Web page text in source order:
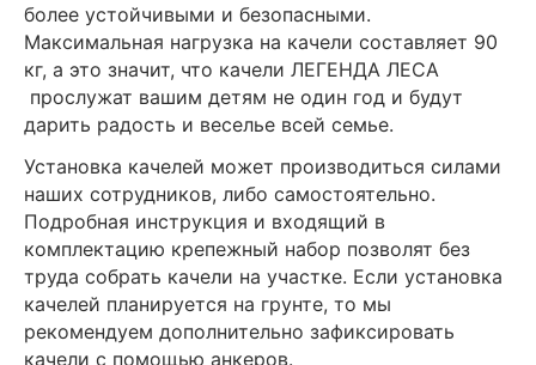
более устойчивыми и безопасными.
Максимальная нагрузка на качели составляет 90
кг, а это значит, что качели ЛЕГЕНДА ЛЕСА
прослужат вашим детям не один год и будут
дарить радость и веселье всей семье.
Установка качелей может производиться силами
наших сотрудников, либо самостоятельно.
Подробная инструкция и входящий в
комплектацию крепежный набор позволят без
труда собрать качели на участке. Если установка
качелей планируется на грунте, то мы
рекомендуем дополнительно зафиксировать
качели с помощью анкеров.